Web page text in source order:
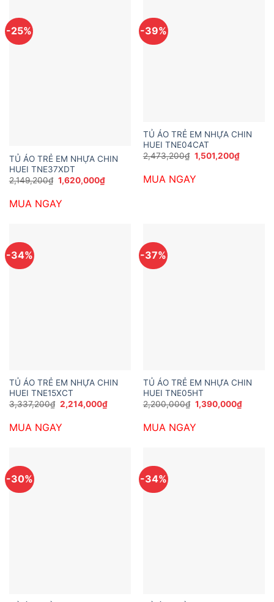
-25%
TỦ ÁO TRẺ EM NHỰA CHIN
HUEI TNE37XDT
2,149,200₫ Giá
gốc
2,149,200₫.
1,620,000₫Giá
hiện
MUA NGAY
-39%
TỦ ÁO TRẺ EM NHỰA CHIN
HUEI TNE04CAT
2,473,200₫ Giá
gốc
2,473,200₫.
1,501,200₫Giá
hiện
MUA NGAY
-34%
TỦ ÁO TRẺ EM NHỰA CHIN
HUEI TNE15XCT
3,337,200₫ Giá
gốc
3,337,200₫.
2,214,000₫Giá
hiện
MUA NGAY
-37%
TỦ ÁO TRẺ EM NHỰA CHIN
HUEI TNE05HT
2,200,000₫ Giá
gốc
2,200,000₫.
1,390,000₫Giá
hiện
MUA NGAY
-30% -34%